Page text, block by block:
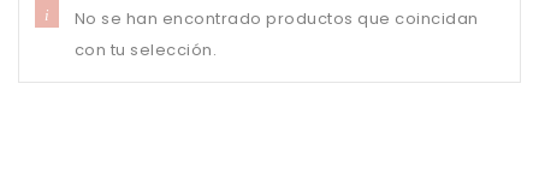
No se han encontrado productos que coincidan
con tu selección.